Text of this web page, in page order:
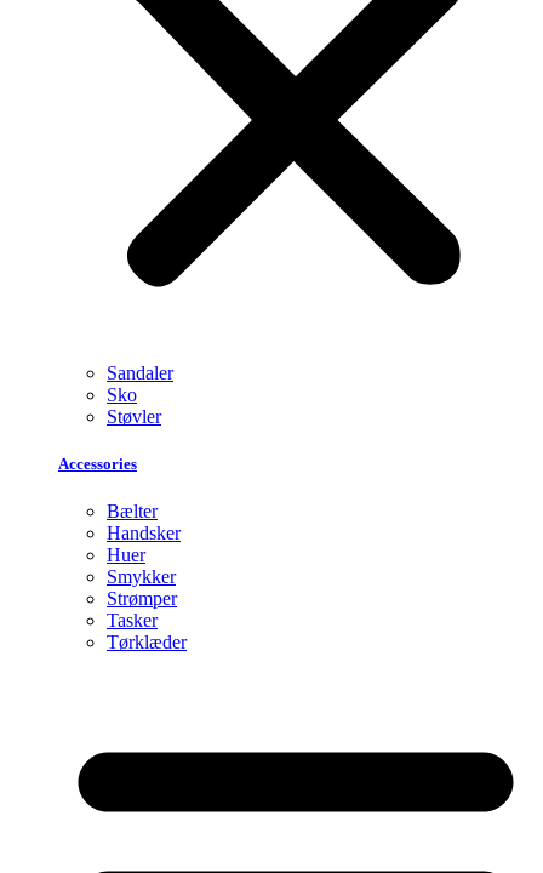
Sandaler
Sko
Støvler
Accessories
Bælter
Handsker
Huer
Smykker
Strømper
Tasker
Tørklæder